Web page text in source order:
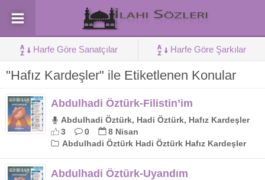
Harfe Göre Sanatçılar Harfe Göre Şarkılar
"Hafız Kardeşler" ile Etiketlenen Konular
Abdulhadi Öztürk-Filistin’im
Abdulhadi Öztürk, Hadi Öztürk, Hafız Kardeşler
3
0
8 Nisan
Abdulhadi Öztürk Hadi Öztürk Hafız Kardeşler
Abdulhadi Öztürk-Uyandım